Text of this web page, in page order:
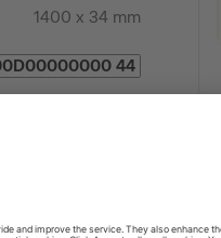
1400 x 34 mm